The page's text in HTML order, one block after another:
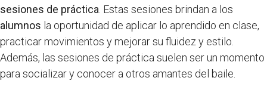
sesiones de práctica . Estas sesiones brindan a los
alumnos la oportunidad de aplicar lo aprendido en clase,
practicar movimientos y mejorar su fluidez y estilo.
Además, las sesiones de práctica suelen ser un momento
para socializar y conocer a otros amantes del baile.